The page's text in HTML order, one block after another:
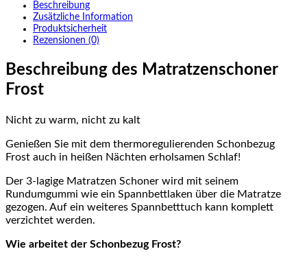
Beschreibung
Zusätzliche Information
Produktsicherheit
Rezensionen (0)
Beschreibung des Matratzenschoner
Frost
Nicht zu warm, nicht zu kalt
Genießen Sie mit dem thermoregulierenden Schonbezug
Frost auch in heißen Nächten erholsamen Schlaf!
Der 3-lagige Matratzen Schoner wird mit seinem
Rundumgummi wie ein Spannbettlaken über die Matratze
gezogen. Auf ein weiteres Spannbetttuch kann komplett
verzichtet werden.
Wie arbeitet der Schonbezug Frost?